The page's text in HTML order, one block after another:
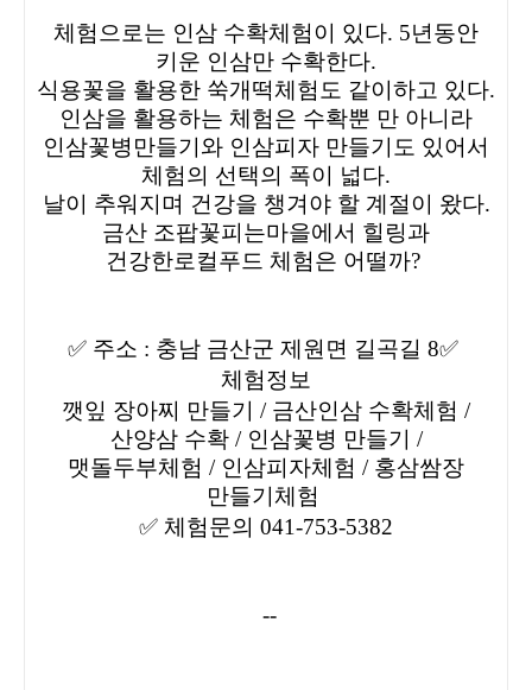
체험으로는 인삼 수확체험이 있다. 5년동안
키운 인삼만 수확한다.
식용꽃을 활용한 쑥개떡체험도 같이하고 있다.
인삼을 활용하는 체험은 수확뿐 만 아니라
인삼꽃병만들기와 인삼피자 만들기도 있어서
체험의 선택의 폭이 넓다.
날이 추워지며 건강을 챙겨야 할 계절이 왔다.
금산 조팝꽃피는마을에서 힐링과
건강한로컬푸드 체험은 어떨까?
✅ 주소 : 충남 금산군 제원면 길곡길 8✅
체험정보
깻잎 장아찌 만들기 / 금산인삼 수확체험 /
산양삼 수확 / 인삼꽃병 만들기 /
맷돌두부체험 / 인삼피자체험 / 홍삼쌈장
만들기체험
✅ 체험문의 041-753-5382
--